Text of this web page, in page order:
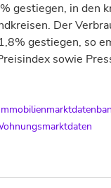
gestiegen, in den
Der
gestiegen, so
sowie